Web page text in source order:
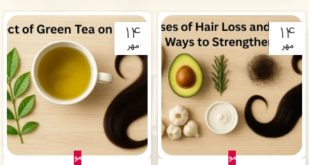
14
مهر
مو
14
مهر
مو